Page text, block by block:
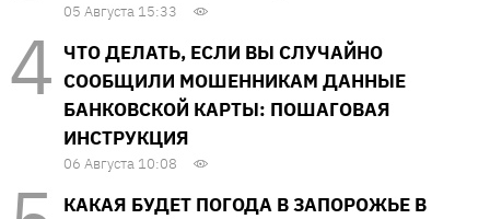
05 Августа 15:33
ЧТО ДЕЛАТЬ, ЕСЛИ ВЫ СЛУЧАЙНО
СООБЩИЛИ МОШЕННИКАМ ДАННЫЕ
БАНКОВСКОЙ КАРТЫ: ПОШАГОВАЯ
ИНСТРУКЦИЯ
06 Августа 10:08
КАКАЯ БУДЕТ ПОГОДА В ЗАПОРОЖЬЕ В